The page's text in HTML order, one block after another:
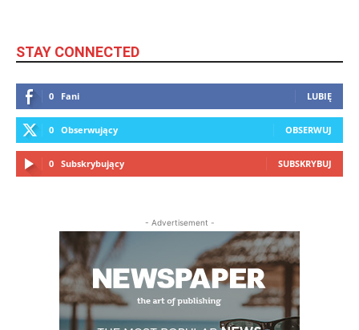
STAY CONNECTED
0 Fani LUBIĘ
0 Obserwujący OBSERWUJ
0 Subskrybujący SUBSKRYBUJ
- Advertisement -